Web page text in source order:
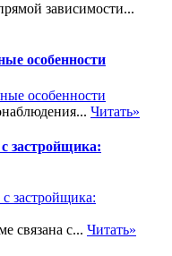
зависимости...
особенности
Читать»
застройщика:
связана с... Читать»